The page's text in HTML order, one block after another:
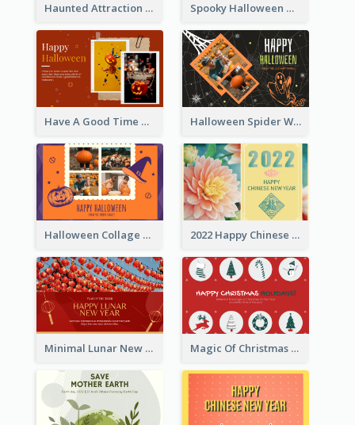
Haunted Attraction Themed Halloween Card Spooky Halloween Greeting Card
Have A Good Time This Halloween Greeting Card Halloween Spider Web Greeting Card
Halloween Collage Greeting Card 2022 Happy Chinese New Year Flower Photo Greeting Card
Minimal Lunar New Year Celebration Greeting Card Magic Of Christmas Holidays Greeting Card